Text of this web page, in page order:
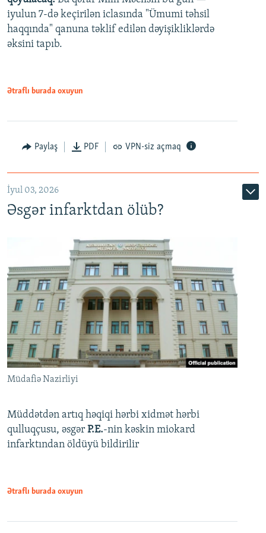
Auto 240p 360p 480p
720p 1080p
480p
720p
iyulun 7-də keçirilən iclasında "Ümumi təhsil
haqqında" qanuna təklif edilən dəyişikliklərdə
əksini tapıb.
Ətraflı burada oxuyun
Paylaş PDF VPN-siz açmaq
İyul 03, 2026
Əsgər infarktdan ölüb?
Müdafiə Nazirliyi
Müddətdən artıq həqiqi hərbi xidmət hərbi
qulluqçusu, əsgər P.E.-nin kəskin miokard
infarktından öldüyü bildirilir
Ətraflı burada oxuyun